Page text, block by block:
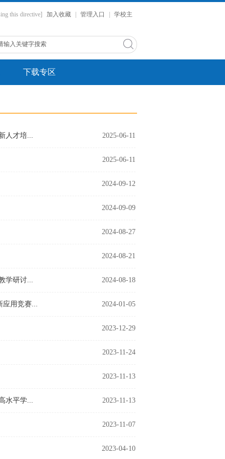
this directive] 加入收藏 管理入口
学校主
下载专区
人才培... 2025-06-11
2025-06-11
2024-09-12
2024-09-09
2024-08-27
2024-08-21
学研讨... 2024-08-18
应用竞赛... 2024-01-05
2023-12-29
2023-11-24
2023-11-13
水平学... 2023-11-13
2023-11-07
2023-04-10